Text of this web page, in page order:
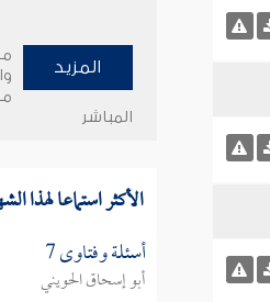
المزيد
المباشر
الأكثر استماعا لهذا
أسئلة وفتاوى 7
أبو إسحاق الحويني